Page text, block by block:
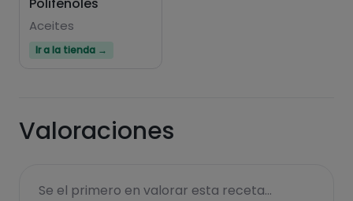
Polifenoles
Aceites
Ir a la tienda →
Valoraciones
Se el primero en valorar esta receta...